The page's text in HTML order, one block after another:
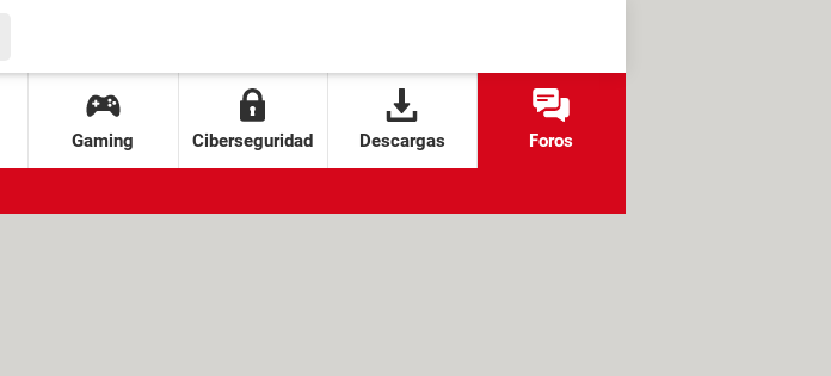
Gaming Ciberseguridad Descargas Foros